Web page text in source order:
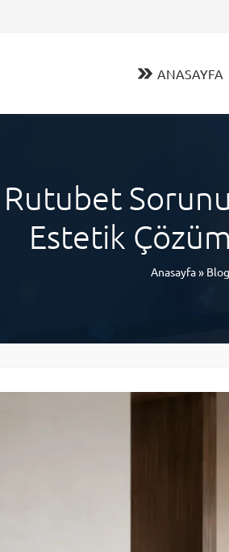
ANASAYFA
Sorunu
Estetik
Anasayfa» Blog